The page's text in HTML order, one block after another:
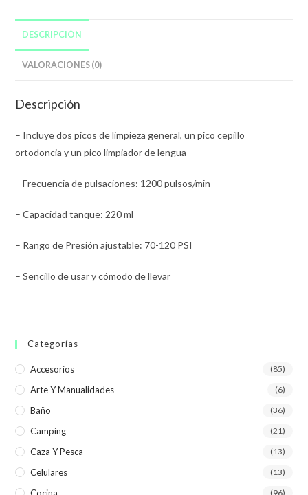
DESCRIPCIÓN
VALORACIONES (0)
Descripción
– Incluye dos picos de limpieza general, un pico cepillo
ortodoncia y un pico limpiador de lengua
– Frecuencia de pulsaciones: 1200 pulsos/min
– Capacidad tanque: 220 ml
– Rango de Presión ajustable: 70-120 PSI
– Sencillo de usar y cómodo de llevar
Categorías
Accesorios (85)
Arte Y Manualidades (6)
Baño (36)
Camping (21)
Caza Y Pesca (13)
Celulares (13)
(96)